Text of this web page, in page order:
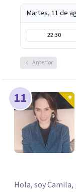
Martes, 11 de
22:30
Anterior
11
Hola, soy